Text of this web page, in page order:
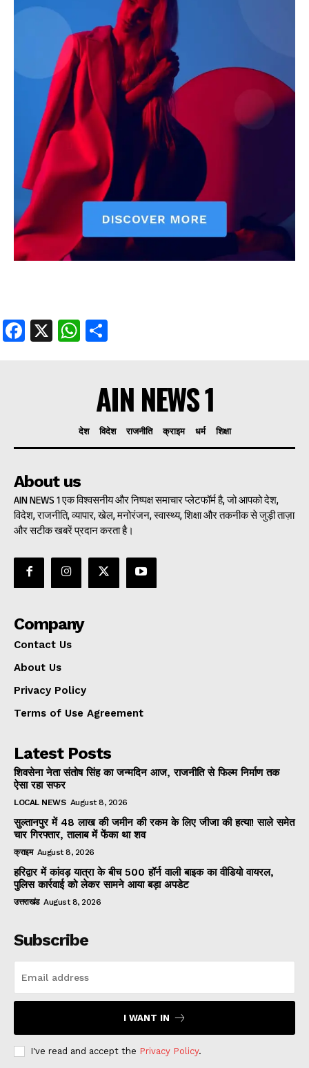
Contact Us
About Us
Privacy Policy
Terms of Use Agreement
Facebook
X WhatsApp
Share
Facebook
X WhatsApp
AIN NEWS 1
देश विदेश राजनीति क्राइम धर्म शिक्षा
About us
AIN NEWS 1 एक विश्वसनीय और निष्पक्ष समाचार प्लेटफॉर्म है, जो आपको देश,
विदेश, राजनीति, व्यापार, खेल, मनोरंजन, स्वास्थ्य, शिक्षा और तकनीक से जुड़ी ताज़ा
और सटीक खबरें प्रदान करता है।
Company
Contact Us
About Us
Privacy Policy
Terms of Use Agreement
Latest Posts
शिवसेना नेता संतोष सिंह का जन्मदिन आज, राजनीति से फिल्म निर्माण तक
ऐसा रहा सफर
LOCAL NEWS August 8, 2026
सुल्तानपुर में 48 लाख की जमीन की रकम के लिए जीजा की हत्या! साले समेत
चार गिरफ्तार, तालाब में फेंका था शव
क्राइम August 8, 2026
हरिद्वार में कांवड़ यात्रा के बीच 500 हॉर्न वाली बाइक का वीडियो वायरल,
पुलिस कार्रवाई को लेकर सामने आया बड़ा अपडेट
उत्तराखंड August 8, 2026
Subscribe
I WANT IN
I've read and accept the Privacy Policy.